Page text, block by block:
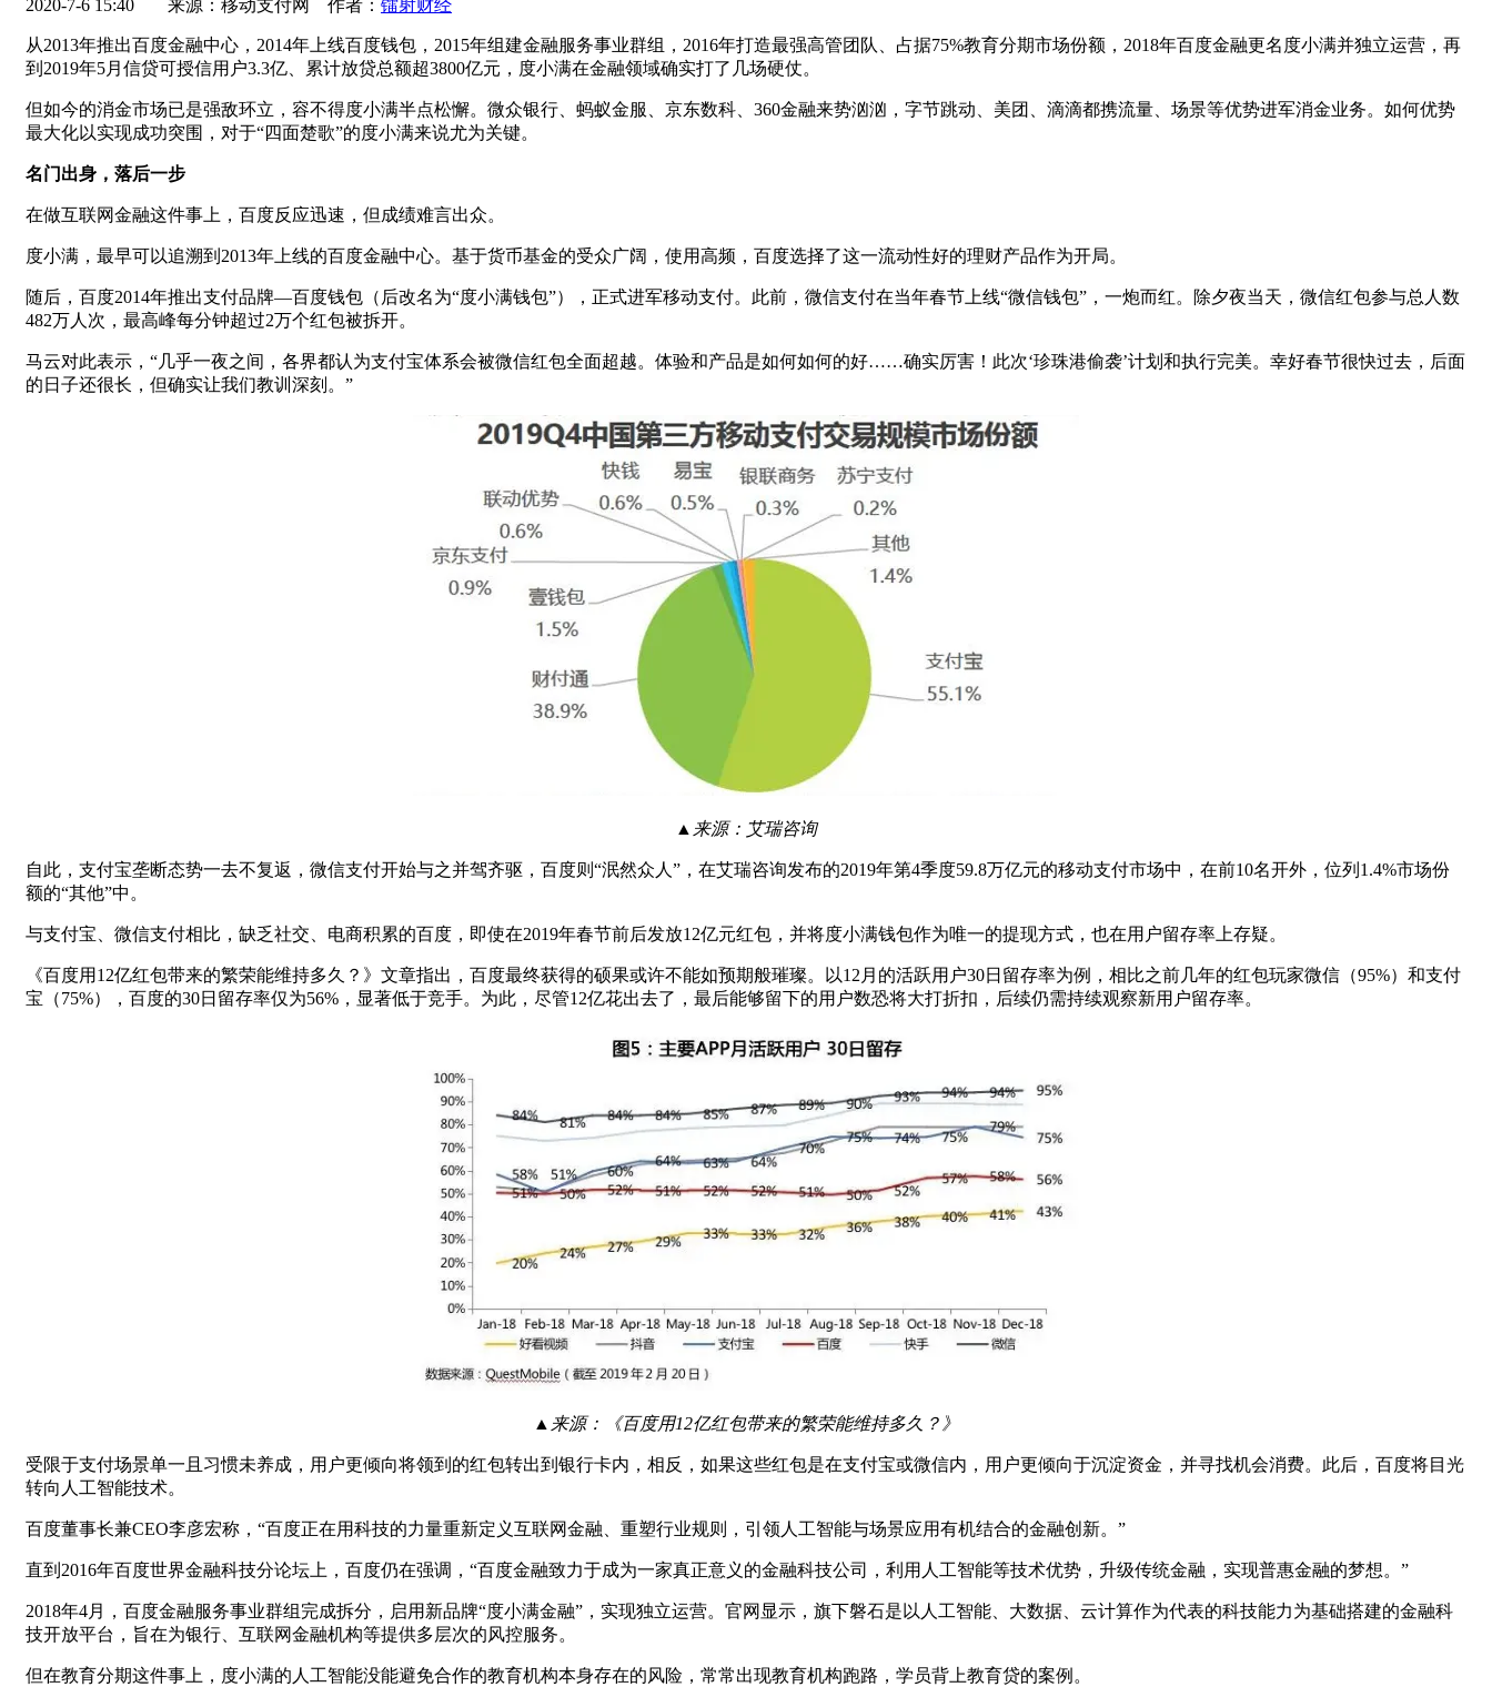
2020-7-6 15:40 来源：移动支付网 作者： 镭射财经
从2013年推出百度金融中心，2014年上线百度钱包，2015年组建金融服务事业群组，2016年打造最强高管团队、占据75%教育分期市场份额，2018年百度金融更名度小满并独立运营，再
到2019年5月信贷可授信用户3.3亿、累计放贷总额超3800亿元，度小满在金融领域确实打了几场硬仗。
但如今的消金市场已是强敌环立，容不得度小满半点松懈。微众银行、蚂蚁金服、京东数科、360金融来势汹汹，字节跳动、美团、滴滴都携流量、场景等优势进军消金业务。如何优势
最大化以实现成功突围，对于“四面楚歌”的度小满来说尤为关键。
名门出身，落后一步
在做互联网金融这件事上，百度反应迅速，但成绩难言出众。
度小满，最早可以追溯到2013年上线的百度金融中心。基于货币基金的受众广阔，使用高频，百度选择了这一流动性好的理财产品作为开局。
随后，百度2014年推出支付品牌—百度钱包（后改名为“度小满钱包”），正式进军移动支付。此前，微信支付在当年春节上线“微信钱包”，一炮而红。除夕夜当天，微信红包参与总人数
482万人次，最高峰每分钟超过2万个红包被拆开。
马云对此表示，“几乎一夜之间，各界都认为支付宝体系会被微信红包全面超越。体验和产品是如何如何的好……确实厉害！此次‘珍珠港偷袭’计划和执行完美。幸好春节很快过去，后面
的日子还很长，但确实让我们教训深刻。”
▲来源：艾瑞咨询
自此，支付宝垄断态势一去不复返，微信支付开始与之并驾齐驱，百度则“泯然众人”，在艾瑞咨询发布的2019年第4季度59.8万亿元的移动支付市场中，在前10名开外，位列1.4%市场份
额的“其他”中。
与支付宝、微信支付相比，缺乏社交、电商积累的百度，即使在2019年春节前后发放12亿元红包，并将度小满钱包作为唯一的提现方式，也在用户留存率上存疑。
《百度用12亿红包带来的繁荣能维持多久？》文章指出，百度最终获得的硕果或许不能如预期般璀璨。以12月的活跃用户30日留存率为例，相比之前几年的红包玩家微信（95%）和支付
宝（75%），百度的30日留存率仅为56%，显著低于竞手。为此，尽管12亿花出去了，最后能够留下的用户数恐将大打折扣，后续仍需持续观察新用户留存率。
▲来源：《百度用12亿红包带来的繁荣能维持多久？》
受限于支付场景单一且习惯未养成，用户更倾向将领到的红包转出到银行卡内，相反，如果这些红包是在支付宝或微信内，用户更倾向于沉淀资金，并寻找机会消费。此后，百度将目光
转向人工智能技术。
百度董事长兼CEO李彦宏称，“百度正在用科技的力量重新定义互联网金融、重塑行业规则，引领人工智能与场景应用有机结合的金融创新。”
直到2016年百度世界金融科技分论坛上，百度仍在强调，“百度金融致力于成为一家真正意义的金融科技公司，利用人工智能等技术优势，升级传统金融，实现普惠金融的梦想。”
2018年4月，百度金融服务事业群组完成拆分，启用新品牌“度小满金融”，实现独立运营。官网显示，旗下磐石是以人工智能、大数据、云计算作为代表的科技能力为基础搭建的金融科
技开放平台，旨在为银行、互联网金融机构等提供多层次的风控服务。
但在教育分期这件事上，度小满的人工智能没能避免合作的教育机构本身存在的风险，常常出现教育机构跑路，学员背上教育贷的案例。